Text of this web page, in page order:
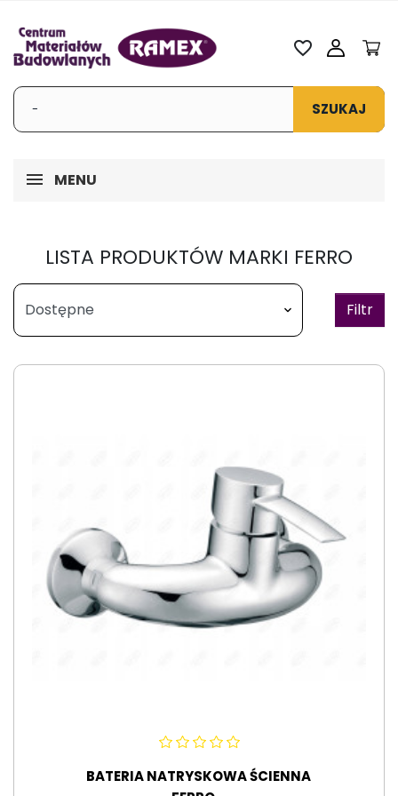
SZUKAJ
favorite_border
MENU
LISTA PRODUKTÓW MARKI FERRO
Filtr
BATERIA NATRYSKOWA ŚCIENNA